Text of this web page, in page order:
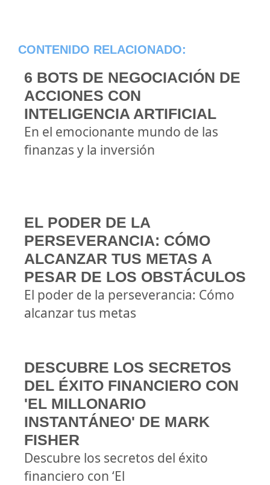
CONTENIDO RELACIONADO:
6 BOTS DE NEGOCIACIÓN DE
ACCIONES CON
INTELIGENCIA ARTIFICIAL
En el emocionante mundo de las
finanzas y la inversión
EL PODER DE LA
PERSEVERANCIA: CÓMO
ALCANZAR TUS METAS A
PESAR DE LOS OBSTÁCULOS
El poder de la perseverancia: Cómo
alcanzar tus metas
DESCUBRE LOS SECRETOS
DEL ÉXITO FINANCIERO CON
'EL MILLONARIO
INSTANTÁNEO' DE MARK
FISHER
Descubre los secretos del éxito
financiero con ‘El